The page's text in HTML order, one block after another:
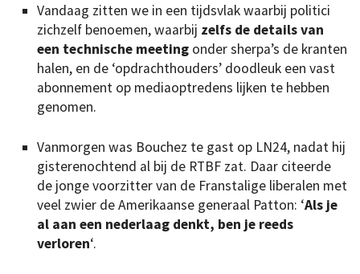
Vandaag zitten we in een tijdsvlak waarbij politici
zichzelf benoemen, waarbij zelfs de details van
een technische meeting onder sherpa’s de kranten
halen, en de ‘opdrachthouders’ doodleuk een vast
abonnement op mediaoptredens lijken te hebben
genomen.
Vanmorgen was Bouchez te gast op LN24, nadat hij
gisterenochtend al bij de RTBF zat. Daar citeerde
de jonge voorzitter van de Franstalige liberalen met
veel zwier de Amerikaanse generaal Patton: ‘Als je
al aan een nederlaag denkt, ben je reeds
verloren‘.